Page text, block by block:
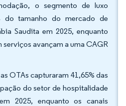
o segmento de luxo
do tamanho do mercado de
Saudita em 2025, enquanto
avançam a uma CAGR
OTAs capturaram 41,65% das
do setor de hospitalidade
2025, enquanto os canais